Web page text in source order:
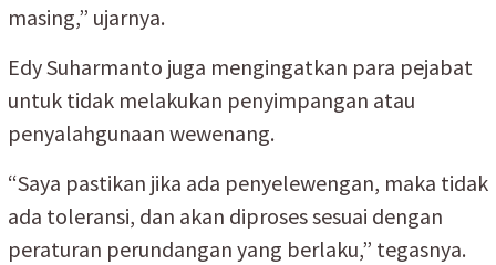
masing,” ujarnya.
Edy Suharmanto juga mengingatkan para pejabat
untuk tidak melakukan penyimpangan atau
penyalahgunaan wewenang.
“Saya pastikan jika ada penyelewengan, maka tidak
ada toleransi, dan akan diproses sesuai dengan
peraturan perundangan yang berlaku,” tegasnya.